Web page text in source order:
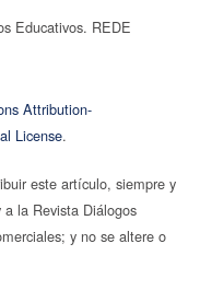
Educativos. REDE
Attribution-
License.
este artículo, siempre y
la Revista Diálogos
y no se altere o